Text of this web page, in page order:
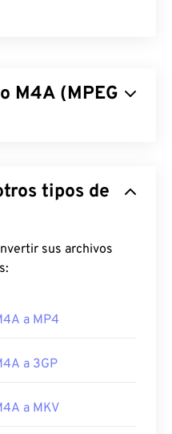
M4A (MPEG
decodificación:
calidad que los
más
Windows Media Player
sus archivos
a MP4
a 3GP
a MKV